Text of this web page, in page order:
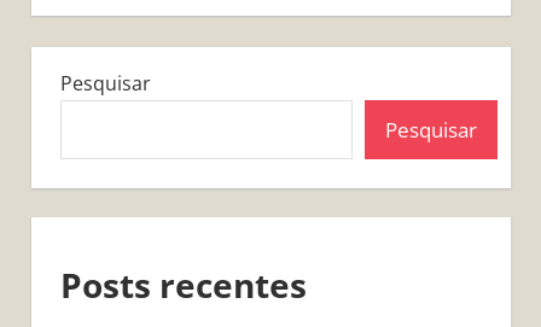
Pesquisar
Pesquisar
Posts recentes